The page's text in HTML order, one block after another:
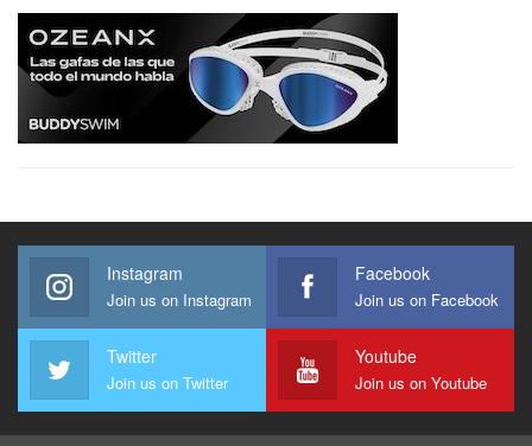
Instagram
Join us on Instagram
Facebook
Join us on Facebook
Twitter
Join us on Twitter
Youtube
Join us on Youtube